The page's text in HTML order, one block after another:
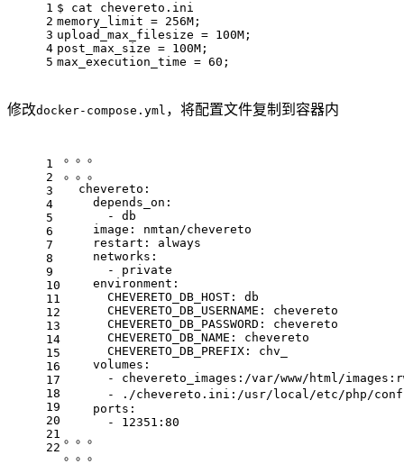
1
2
3
4
5
$ cat chevereto.ini
memory_limit = 256M;
upload_max_filesize = 100M;
post_max_size = 100M;
max_execution_time = 60;
修改docker-compose.yml ，将配置文件复制到容器内
1
2
3
4
5
6
7
8
9
10
11
12
13
14
15
16
17
18
19
20
21
22
。。。
。。。
  chevereto:
    depends_on:
      - db
    image: nmtan/chevereto
    restart: always
    networks:
      - private
    environment:
      CHEVERETO_DB_HOST: db
      CHEVERETO_DB_USERNAME: chevereto
      CHEVERETO_DB_PASSWORD: chevereto
      CHEVERETO_DB_NAME: chevereto
      CHEVERETO_DB_PREFIX: chv_
    volumes:
- chevereto_images:/var/www/html/
- ./chevereto.ini:/usr/local/etc/php/
    ports:
      - 12351:80
。。。
。。。